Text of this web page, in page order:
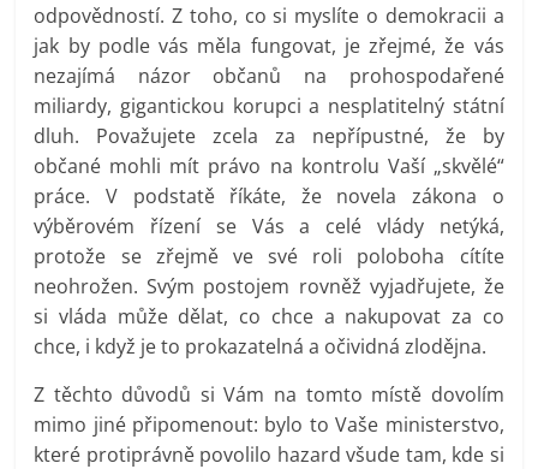
odpovědností. Z toho, co si myslíte o demokracii a
jak by podle vás měla fungovat, je zřejmé, že vás
nezajímá názor občanů na prohospodařené
miliardy, gigantickou korupci a nesplatitelný státní
dluh. Považujete zcela za nepřípustné, že by
občané mohli mít právo na kontrolu Vaší „skvělé“
práce. V podstatě říkáte, že novela zákona o
výběrovém řízení se Vás a celé vlády netýká,
protože se zřejmě ve své roli poloboha cítíte
neohrožen. Svým postojem rovněž vyjadřujete, že
si vláda může dělat, co chce a nakupovat za co
chce, i když je to prokazatelná a očividná zlodějna.
Z těchto důvodů si Vám na tomto místě dovolím
mimo jiné připomenout: bylo to Vaše ministerstvo,
které protiprávně povolilo hazard všude tam, kde si